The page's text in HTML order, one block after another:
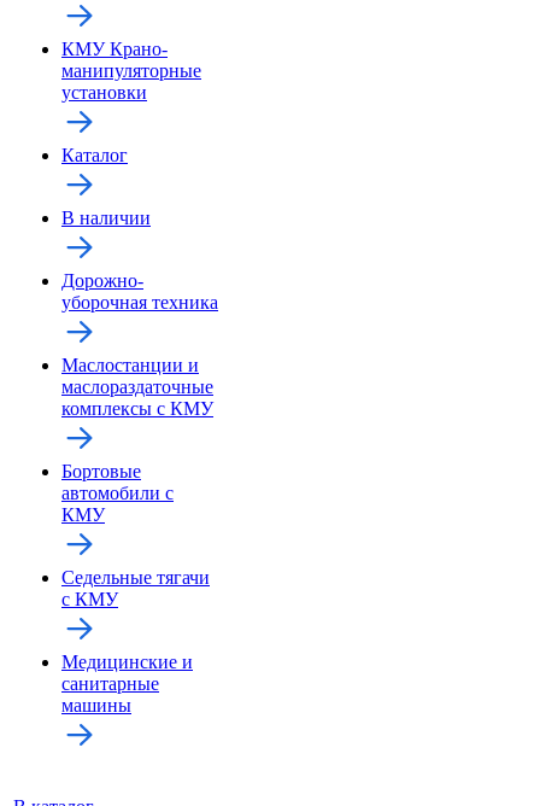
КМУ Крано-
манипуляторные
установки
Каталог
В наличии
Дорожно-
уборочная техника
Маслостанции и
маслораздаточные
комплексы с КМУ
Бортовые
автомобили с
КМУ
Седельные тягачи
с КМУ
Медицинские и
санитарные
машины